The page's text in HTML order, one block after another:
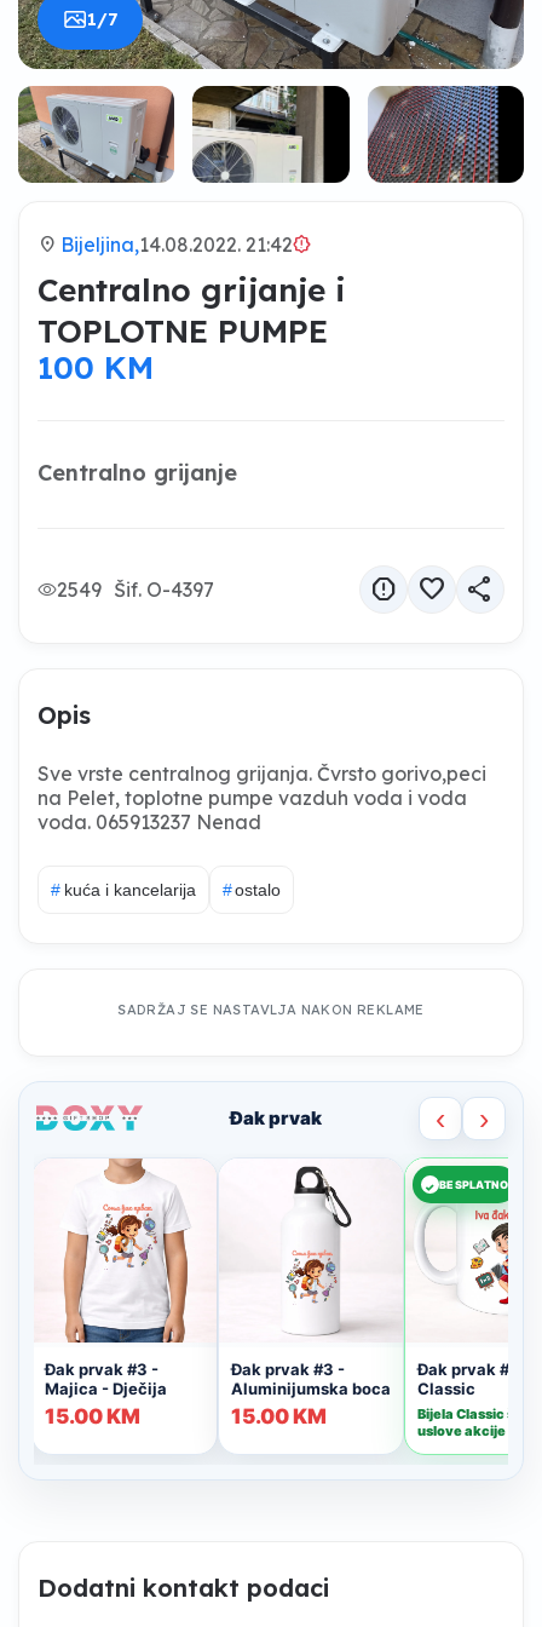
1/7
location_on Bijeljina,14.08.2022. 21:42brightness_alert
Centralno grijanje i
TOPLOTNE PUMPE
100 KM
Centralno grijanje
2549 Šif. O-4397 report favorite share
Opis
Sve vrste centralnog grijanja. Čvrsto gorivo,peci
na Pelet, toplotne pumpe vazduh voda i voda
voda. 065913237 Nenad
# kuća i kancelarija #ostalo
SADRŽAJ SE NASTAVLJA NAKON REKLAME
Dodatni kontakt podaci